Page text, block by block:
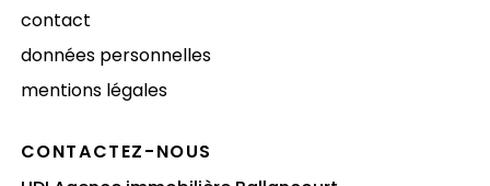
contact
données personnelles
mentions légales
CONTACTEZ-NOUS